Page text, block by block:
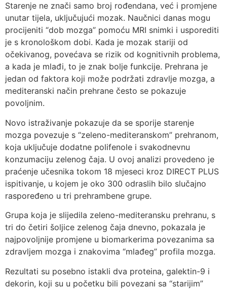
Starenje ne znači samo broj rođendana, već i promjene
unutar tijela, uključujući mozak. Naučnici danas mogu
procijeniti “dob mozga” pomoću MRI snimki i usporediti
je s kronološkom dobi. Kada je mozak stariji od
očekivanog, povećava se rizik od kognitivnih problema,
a kada je mlađi, to je znak bolje funkcije. Prehrana je
jedan od faktora koji može podržati zdravlje mozga, a
mediteranski način prehrane često se pokazuje
povoljnim.
Novo istraživanje pokazuje da se sporije starenje
mozga povezuje s “zeleno-mediteranskom” prehranom,
koja uključuje dodatne polifenole i svakodnevnu
konzumaciju zelenog čaja. U ovoj analizi provedeno je
praćenje učesnika tokom 18 mjeseci kroz DIRECT PLUS
ispitivanje, u kojem je oko 300 odraslih bilo slučajno
raspoređeno u tri prehrambene grupe.
Grupa koja je slijedila zeleno-mediteransku prehranu, s
tri do četiri šoljice zelenog čaja dnevno, pokazala je
najpovoljnije promjene u biomarkerima povezanima sa
zdravljem mozga i znakovima “mlađeg” profila mozga.
Rezultati su posebno istakli dva proteina, galektin-9 i
dekorin, koji su u početku bili povezani sa “starijim”